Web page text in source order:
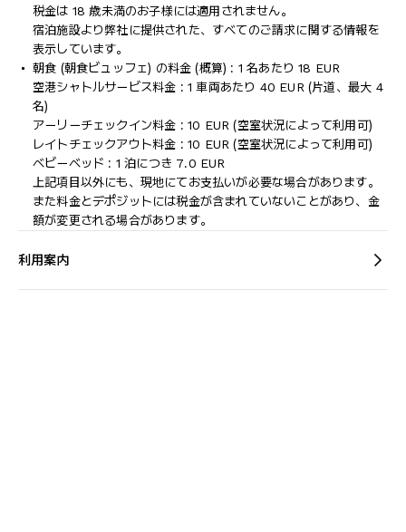
税金は 18 歳未満のお子様には適用されません。
宿泊施設より弊社に提供された、すべてのご請求に関する情報を
表示しています。
朝食 (朝食ビュッフェ) の料金 (概算) : 1 名あたり 18 EUR
空港シャトルサービス料金 : 1 車両あたり 40 EUR (片道、最大 4
名)
アーリーチェックイン料金 : 10 EUR (空室状況によって利用可)
レイトチェックアウト料金 : 10 EUR (空室状況によって利用可)
ベビーベッド : 1 泊につき 7.0 EUR
上記項目以外にも、現地にてお支払いが必要な場合があります。
また料金とデポジットには税金が含まれていないことがあり、金
額が変更される場合があります。
利用案内